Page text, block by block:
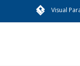
Visual